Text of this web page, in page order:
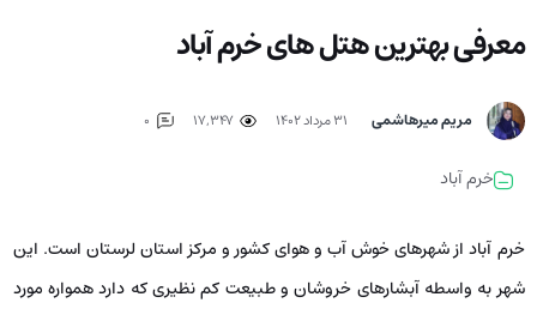
معرفی بهترین هتل‌ های خرم آباد
مریم میرهاشمی ۳۱ مرداد ۱۴۰۲
خرم آباد
خرم آباد از شهرهای خوش آب و هوای کشور و مرکز استان لرستان است. این
شهر به واسطه آبشارهای خروشان و طبیعت کم نظیری که دارد همواره مورد